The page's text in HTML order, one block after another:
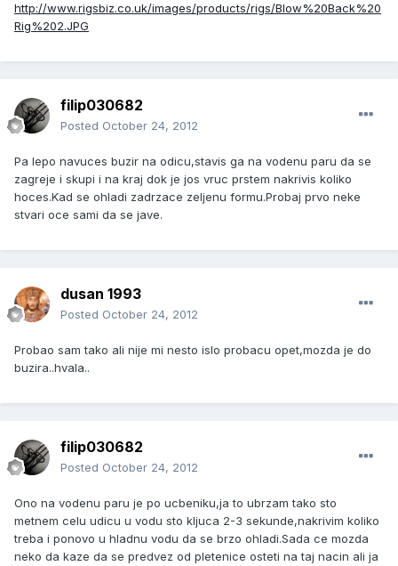
http://www.rigsbiz.co.uk/images/products/rigs/Blow%20Back%20
Rig%202.JPG
filip030682
Posted October 24, 2012
Pa lepo navuces buzir na odicu,stavis ga na vodenu paru da se
zagreje i skupi i na kraj dok je jos vruc prstem nakrivis koliko
hoces.Kad se ohladi zadrzace zeljenu formu.Probaj prvo neke
stvari oce sami da se jave.
dusan 1993
Posted October 24, 2012
Probao sam tako ali nije mi nesto islo probacu opet,mozda je do
buzira..hvala..
filip030682
Posted October 24, 2012
Ono na vodenu paru je po ucbeniku,ja to ubrzam tako sto
metnem celu udicu u vodu sto kljuca 2-3 sekunde,nakrivim koliko
treba i ponovo u hladnu vodu da se brzo ohladi.Sada ce mozda
neko da kaze da se predvez od pletenice osteti na taj nacin ali ja